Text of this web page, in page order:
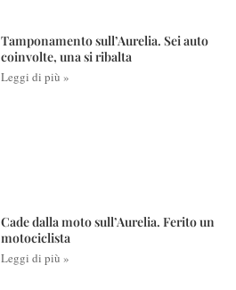
Tamponamento sull’Aurelia. Sei auto
coinvolte, una si ribalta
Leggi di più »
Cade dalla moto sull’Aurelia. Ferito un
motociclista
Leggi di più »